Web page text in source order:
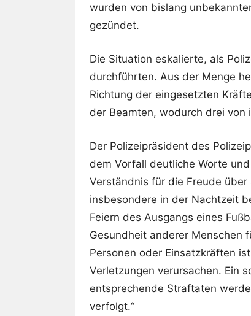
wurden von bislang
gezündet.
Die Situation eskalierte, als
durchführten. Aus der Menge
Richtung der eingesetzten
der Beamten, wodurch drei von
Der Polizeipräsident des
dem Vorfall deutliche Worte
Verständnis für die Freude
insbesondere in der Nachtzeit
Feiern des Ausgangs eines
Gesundheit anderer Menschen
Personen oder Einsatzkräften
Verletzungen verursachen. Ein
entsprechende Straftaten
verfolgt.“